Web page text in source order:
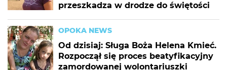
przeszkadza w drodze do świętości
OPOKA NEWS
Od dzisiaj: Sługa Boża Helena Kmieć.
Rozpoczął się proces beatyfikacyjny
zamordowanej wolontariuszki